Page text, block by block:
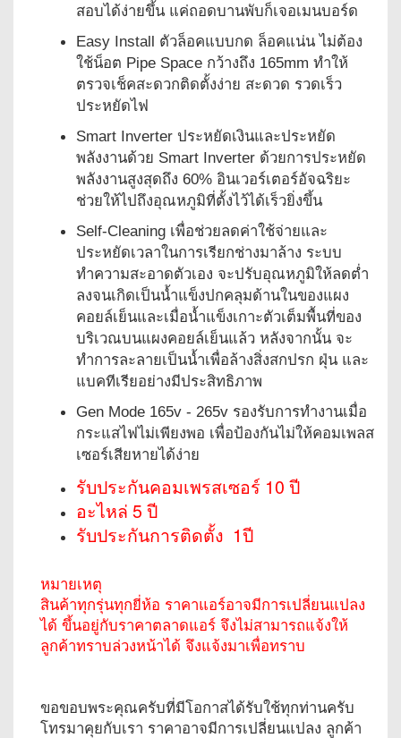
สอบได้ง่ายขึ้น แค่ถอดบานพับก็เจอเมนบอร์ด
Easy Install ตัวล็อคแบบกด ล็อคแน่น ไม่ต้อง
ใช้น็อต Pipe Space กว้างถึง 165mm ทำให้
ตรวจเช็คสะดวกติดตั้งง่าย สะดวด รวดเร็ว
ประหยัดไฟ
Smart Inverter ประหยัดเงินและประหยัด
พลังงานด้วย Smart Inverter ด้วยการประหยัด
พลังงานสูงสุดถึง 60% อินเวอร์เตอร์อัจฉริยะ
ช่วยให้ไปถึงอุณหภูมิที่ตั้งไว้ได้เร็วยิ่งขึ้น
Self-Cleaning เพื่อช่วยลดค่าใช้จ่ายและ
ประหยัดเวลาในการเรียกช่างมาล้าง ระบบ
ทำความสะอาดตัวเอง จะปรับอุณหภูมิให้ลดต่ำ
ลงจนเกิดเป็นน้ำแข็งปกคลุมด้านในของแผง
คอยล์เย็นและเมื่อน้ำแข็งเกาะตัวเต็มพื้นที่ของ
บริเวณบนแผงคอยล์เย็นแล้ว หลังจากนั้น จะ
ทำการละลายเป็นน้ำเพื่อล้างสิ่งสกปรก ฝุ่น และ
แบคทีเรียอย่างมีประสิทธิภาพ
Gen Mode 165v - 265v รองรับการทำงานเมื่อ
กระแสไฟไม่เพียงพอ เพื่อป้องกันไม่ให้คอมเพลส
เซอร์เสียหายได้ง่าย
รับประกันคอมเพรสเซอร์ 10 ปี
อะไหล่ 5 ปี
รับประกันการติดตั้ง 1ปี
หมายเหตุ
สินค้าทุกรุ่นทุกยี่ห้อ ราคาแอร์อาจมีการเปลี่ยนแปลง
ได้ ขึ้นอยู่กับราคาตลาดแอร์ จึงไม่สามารถแจ้งให้
ลูกค้าทราบล่วงหน้าได้ จึงแจ้งมาเพื่อทราบ
ขอขอบพระคุณครับที่มีโอกาสได้รับใช้ทุกท่านครับ
โทรมาคุยกับเรา ราคาอาจมีการเปลี่ยนแปลง ลูกค้า